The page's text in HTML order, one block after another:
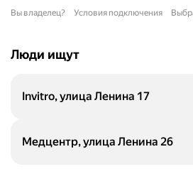
Вы владелец? Условия подключения
Люди ищут
Invitro, улица Ленина 17
Медцентр, улица Ленина 26